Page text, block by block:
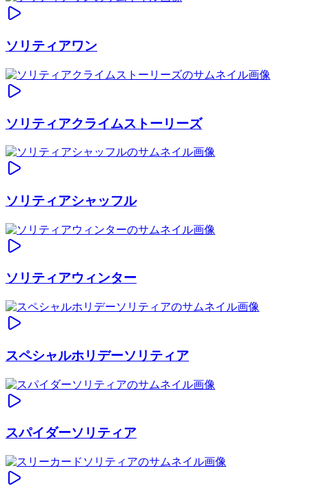
ソリティアワン
ソリティアクライムストーリーズ
ソリティアシャッフル
ソリティアウィンター
スペシャルホリデーソリティア
スパイダーソリティア